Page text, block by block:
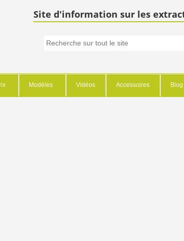
Site d'information sur les
Modèles Vidéos Accessoires Blog